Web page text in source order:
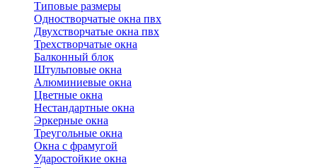
Типовые размеры
Одностворчатые окна пвх
Двухстворчатые окна пвх
Трехстворчатые окна
Балконный блок
Штульповые окна
Алюминиевые окна
Цветные окна
Нестандартные окна
Эркерные окна
Треугольные окна
Окна с фрамугой
Ударостойкие окна